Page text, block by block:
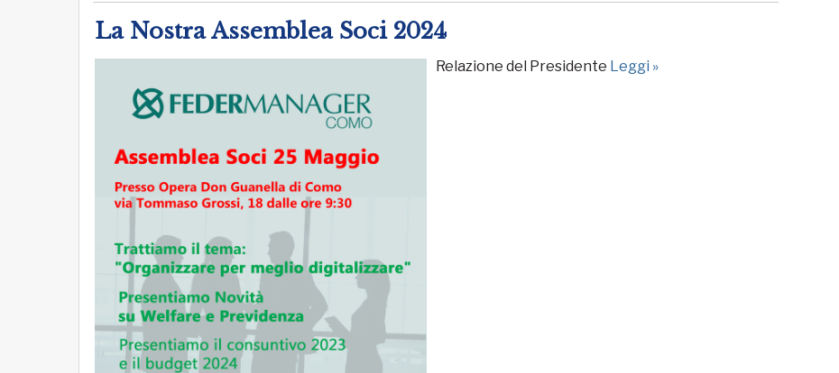
La Nostra Assemblea Soci 2024
Relazione del Presidente Leggi »